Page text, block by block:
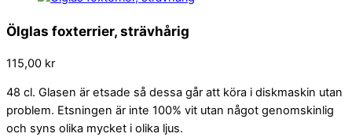
Ölglas foxterrier, strävhårig
115,00 kr
48 cl. Glasen är etsade så dessa går att köra i diskmaskin utan
problem. Etsningen är inte 100% vit utan något genomskinlig
och syns olika mycket i olika ljus.